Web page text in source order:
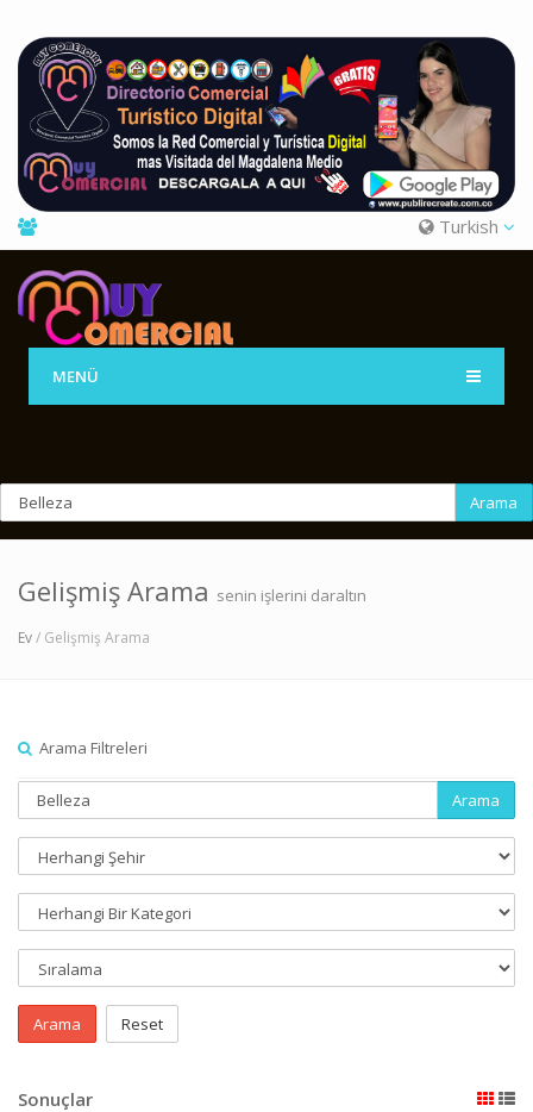
Turkish
MENÜ
Arama
Gelişmiş Arama senin işlerini daraltın
Ev/ Gelişmiş Arama
Arama Filtreleri
Arama
Arama Reset
Sonuçlar